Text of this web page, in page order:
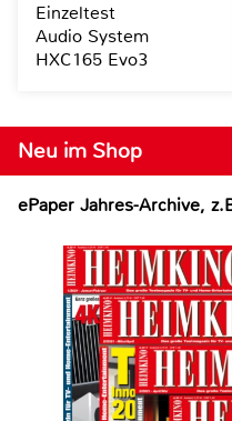
Neu im Shop
ePaper Jahres-Archive,
Einzeltest
Audio System
HXC165 Evo3